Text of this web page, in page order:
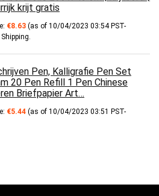
krijt gratis
€8.63 (as of 10/04/2023 03:54 PST-
Shipping.
Pen, Kalligrafie Pen Set
20 Pen Refill 1 Pen Chinese
Briefpapier Art…
€5.44 (as of 10/04/2023 03:51 PST-